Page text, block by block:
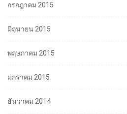
กรกฎาคม 2015
มิถุนายน 2015
พฤษภาคม 2015
มกราคม 2015
ธันวาคม 2014